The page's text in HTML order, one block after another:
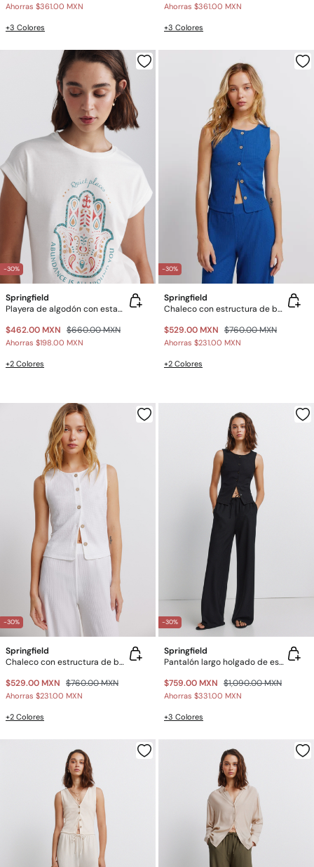
Ahorras $361.00 MXN
+3 Colores
Ahorras $361.00 MXN
+3 Colores
-30%
Springfield
Playera de algodón con estampado
$462.00 MXN $660.00 MXN
Ahorras $198.00 MXN
+2 Colores
-30%
Springfield
Chaleco con estructura de botones
$529.00 MXN $760.00 MXN
Ahorras $231.00 MXN
+2 Colores
-30%
Springfield
Chaleco con estructura de botones
$529.00 MXN $760.00 MXN
Ahorras $231.00 MXN
+2 Colores
-30%
Springfield
Pantalón largo holgado de estructura
$759.00 MXN $1,090.00 MXN
Ahorras $331.00 MXN
+3 Colores